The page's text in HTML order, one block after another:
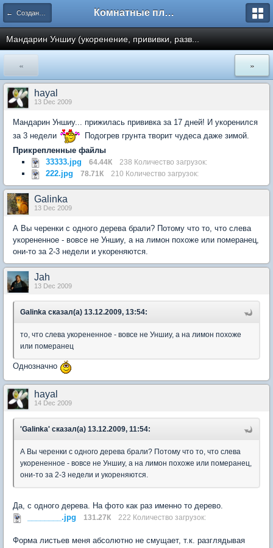
← Создание и формирование растений Комнатные плодовые экзоты
Мандарин Уншиу (укоренение, прививки, разв...
« »
hayal
13 Dec 2009
Мандарин Уншиу... прижилась прививка за 17 дней! И укоренился
за 3 недели
Подогрев грунта творит чудеса даже зимой.
Прикрепленные файлы
33333.jpg
64.44К 238 Количество загрузок:
222.jpg 78.71К 210 Количество загрузок:
Galinka
13 Dec 2009
А Вы черенки с одного дерева брали? Потому что то, что слева
укорененное - вовсе не Уншиу, а на лимон похоже или померанец,
они-то за 2-3 недели и укореняются.
Jah
13 Dec 2009
Galinka сказал(а) 13.12.2009, 13:54:
то, что слева укорененное - вовсе не Уншиу, а на лимон похоже
или померанец
Однозначно
hayal
14 Dec 2009
'Galinka' сказал(а) 13.12.2009, 11:54:
А Вы черенки с одного дерева брали? Потому что то, что слева
укорененное - вовсе не Уншиу, а на лимон похоже или померанец,
они-то за 2-3 недели и укореняются.
Да, с одного дерева. На фото как раз именно то дерево.
________.jpg
131.27К 222 Количество загрузок:
Форма листьев меня абсолютно не смущает, т.к. разглядывая